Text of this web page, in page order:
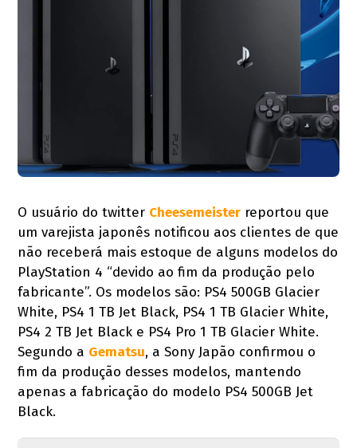
O usuário do twitter Cheesemeister reportou que
um varejista japonês notificou aos clientes de que
não receberá mais estoque de alguns modelos do
PlayStation 4 “devido ao fim da produção pelo
fabricante”. Os modelos são: PS4 500GB Glacier
White, PS4 1 TB Jet Black, PS4 1 TB Glacier White,
PS4 2 TB Jet Black e PS4 Pro 1 TB Glacier White.
Segundo a Gematsu, a Sony Japão confirmou o
fim da produção desses modelos, mantendo
apenas a fabricação do modelo PS4 500GB Jet
Black.